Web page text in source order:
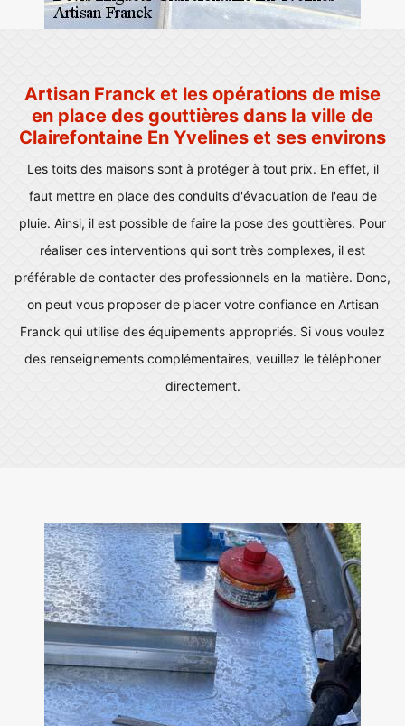
Artisan Franck et les opérations de mise
en place des gouttières dans la ville de
Clairefontaine En Yvelines et ses environs
Les toits des maisons sont à protéger à tout prix. En effet, il
faut mettre en place des conduits d'évacuation de l'eau de
pluie. Ainsi, il est possible de faire la pose des gouttières. Pour
réaliser ces interventions qui sont très complexes, il est
préférable de contacter des professionnels en la matière. Donc,
on peut vous proposer de placer votre confiance en Artisan
Franck qui utilise des équipements appropriés. Si vous voulez
des renseignements complémentaires, veuillez le téléphoner
directement.